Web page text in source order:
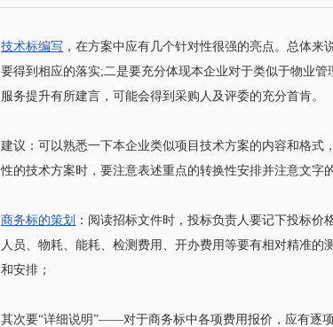
技术标编写 ，在方案中应有几个针对性很强的亮点。总体
要得到相应的落实;二是要充分体现本企业对于类似于物业
服务提升有所建言，可能会得到采购人及评委的充分首肯。
建议：可以熟悉一下本企业类似项目技术方案的内容和格式
性的技术方案时，要注意表述重点的转换性安排并注意文字
商务标的策划 ：阅读招标文件时，投标负责人要记下投标
人员、物耗、能耗、检测费用、开办费用等要有相对精准
和安排；
其次要“详细说明”——对于商务标中各项费用报价，应有逐